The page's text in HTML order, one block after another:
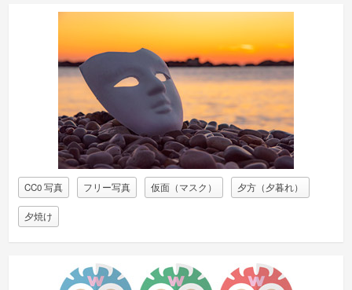
CC0 写真 フリー写真 仮面（マスク） 夕方（夕暮れ）
夕焼け